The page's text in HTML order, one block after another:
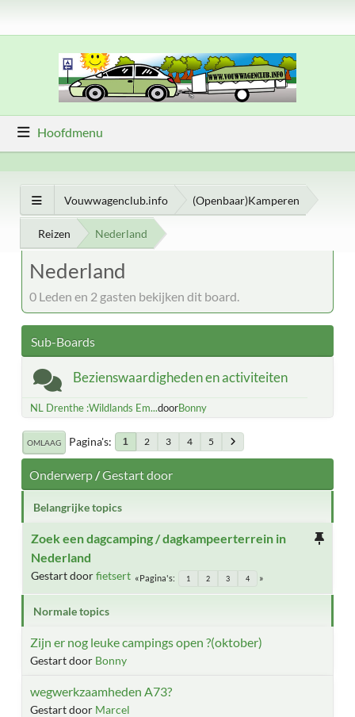
Hoofdmenu
Vouwwagenclub.info (Openbaar)Kamperen
Reizen Nederland
Nederland
0 Leden en 2 gasten bekijken dit board.
Sub-Boards
Bezienswaardigheden en activiteiten
NL Drenthe :Wildlands Em...doorBonny
OMLAAG Pagina's 1 2 3 4 5
Onderwerp/Gestart door
Belangrijke topics
Zoek een dagcamping / dagkampeerterrein in
Nederland
Gestart doorfietsert Pagina's 1 2 3 4
Normale topics
Zijn er nog leuke campings open ?(oktober)
Gestart door Bonny
wegwerkzaamheden A73?
Gestart door Marcel